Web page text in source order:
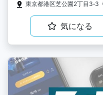
東京都港区芝公園2丁目3‐3
気になる